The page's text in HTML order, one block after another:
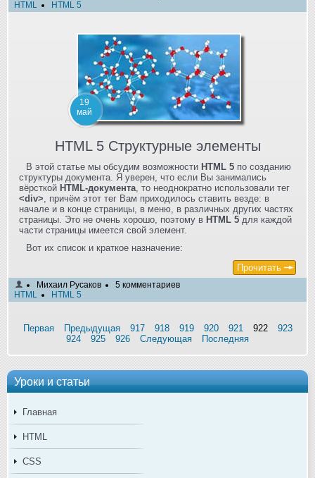
Уроки и статьи
Главная
HTML
CSS
HTML
HTML 5
19
май
HTML 5 Структурные элементы
В этой статье мы обсудим возможности HTML 5 по созданию
структуры документа. Я уверен, что если Вы занимались
вёрсткой HTML-документа , то неоднократно использовали тег
<div> , причём этот тег Вам приходилось ставить везде: в
начале и в конце страницы, в меню, в различных других частях
страницы. Это не очень хорошо, поэтому в HTML 5 для каждой
части страницы имеется свой элемент.
Вот их список и краткое назначение:
Прочитать
Михаил Русаков
5 комментариев
HTML
HTML 5
Первая Предыдущая 917 918 919 920 921 922
923
924
925 926 Следующая Последняя